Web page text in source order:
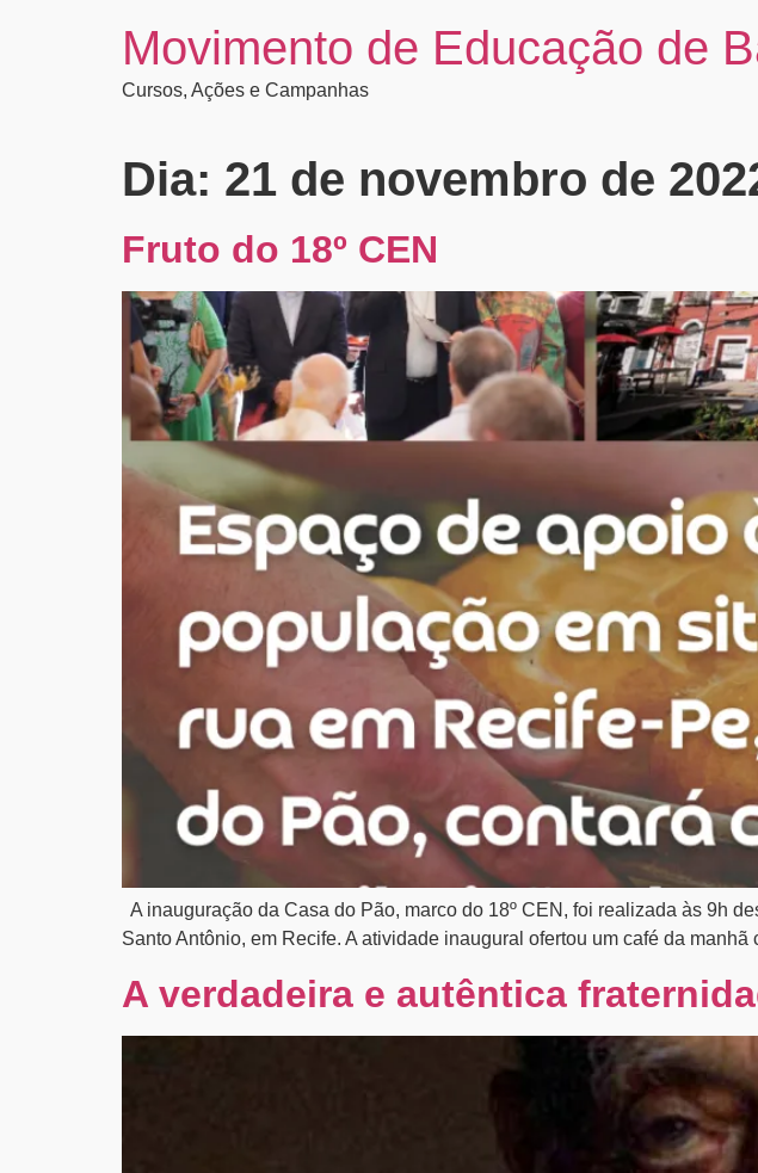
Movimento de Educação de
Cursos, Ações e Campanhas
Dia: 21 de novembro de
Fruto do 18º CEN
A inauguração da Casa do Pão, marco do 18º CEN, foi realizada às 9h
Santo Antônio, em Recife. A atividade inaugural ofertou um café da
A verdadeira e autêntica